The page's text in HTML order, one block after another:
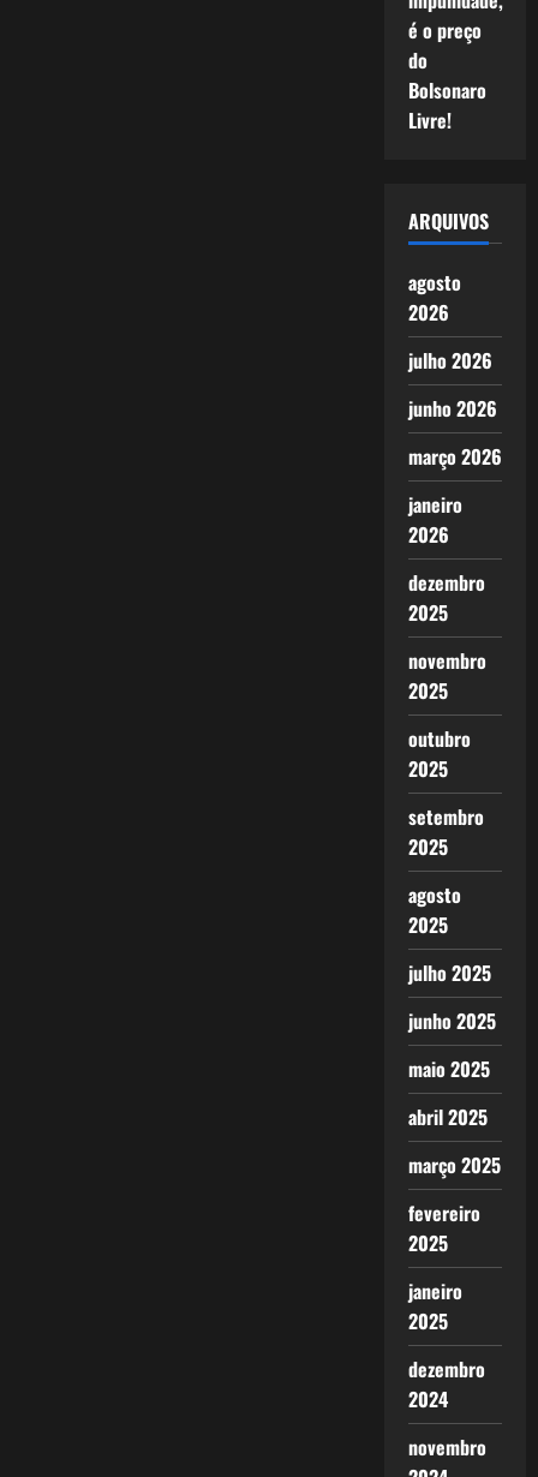
é o preço
do
Bolsonaro
Livre!
ARQUIVOS
agosto
2026
julho 2026
junho 2026
março 2026
janeiro
2026
dezembro
2025
novembro
2025
outubro
2025
setembro
2025
agosto
2025
julho 2025
junho 2025
maio 2025
abril 2025
março 2025
fevereiro
2025
janeiro
2025
dezembro
2024
novembro